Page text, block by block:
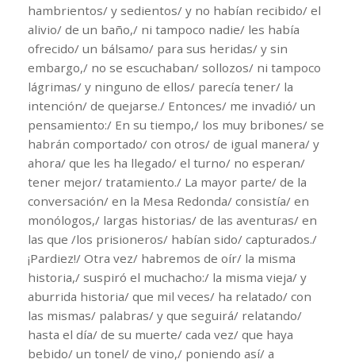
hambrientos/ y sedientos/ y no habían recibido/ el
alivio/ de un baño,/ ni tampoco nadie/ les había
ofrecido/ un bálsamo/ para sus heridas/ y sin
embargo,/ no se escuchaban/ sollozos/ ni tampoco
lágrimas/ y ninguno de ellos/ parecía tener/ la
intención/ de quejarse./ Entonces/ me invadió/ un
pensamiento:/ En su tiempo,/ los muy bribones/ se
habrán comportado/ con otros/ de igual manera/ y
ahora/ que les ha llegado/ el turno/ no esperan/
tener mejor/ tratamiento./ La mayor parte/ de la
conversación/ en la Mesa Redonda/ consistía/ en
monólogos,/ largas historias/ de las aventuras/ en
las que /los prisioneros/ habían sido/ capturados./
¡Pardiez!/ Otra vez/ habremos de oír/ la misma
historia,/ suspiró el muchacho:/ la misma vieja/ y
aburrida historia/ que mil veces/ ha relatado/ con
las mismas/ palabras/ y que seguirá/ relatando/
hasta el día/ de su muerte/ cada vez/ que haya
bebido/ un tonel/ de vino,/ poniendo así/ a